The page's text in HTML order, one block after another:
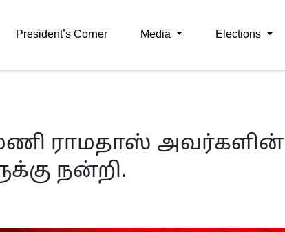
President's Corner Media Elections
ராமதாஸ் அவர்களின்
நன்றி.